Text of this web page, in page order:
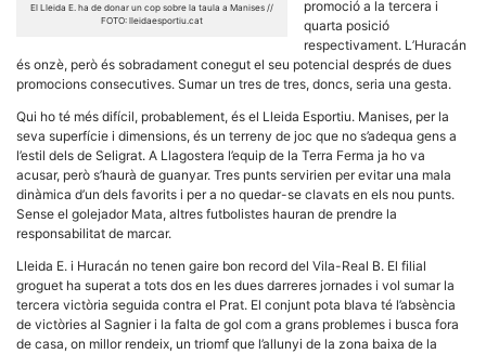
El Lleida E. ha de donar un cop sobre la taula a Manises //
FOTO: lleidaesportiu.cat
promoció a la tercera i
quarta posició
respectivament. L’Huracán
és onzè, però és sobradament conegut el seu potencial després de dues
promocions consecutives. Sumar un tres de tres, doncs, seria una gesta.
Qui ho té més difícil, probablement, és el Lleida Esportiu. Manises, per la
seva superfície i dimensions, és un terreny de joc que no s’adequa gens a
l’estil dels de Seligrat. A Llagostera l’equip de la Terra Ferma ja ho va
acusar, però s’haurà de guanyar. Tres punts servirien per evitar una mala
dinàmica d’un dels favorits i per a no quedar-se clavats en els nou punts.
Sense el golejador Mata, altres futbolistes hauran de prendre la
responsabilitat de marcar.
Lleida E. i Huracán no tenen gaire bon record del Vila-Real B. El filial
groguet ha superat a tots dos en les dues darreres jornades i vol sumar la
tercera victòria seguida contra el Prat. El conjunt pota blava té l’absència
de victòries al Sagnier i la falta de gol com a grans problemes i busca fora
de casa, on millor rendeix, un triomf que l’allunyi de la zona baixa de la
Aquestes
cookies no
són
opcionals,
necessàries
per al
web.
Estadístiques